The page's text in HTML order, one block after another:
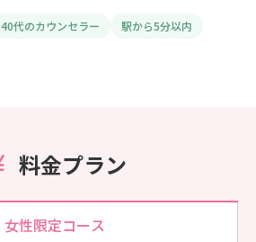
40代のカウンセラー
駅から5分以内
料金プラン
女性限定コース